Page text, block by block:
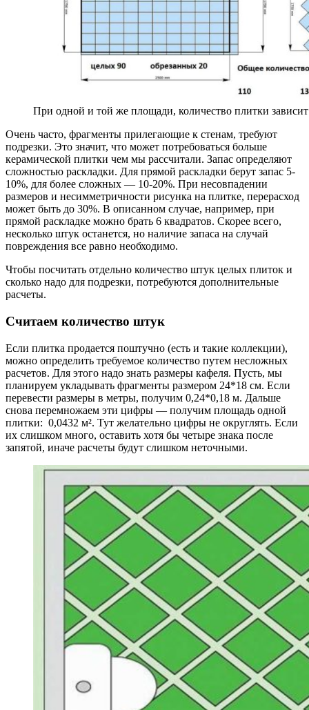
При одной и той же площади, количество плитки зависит
Очень часто, фрагменты прилегающие к стенам, требуют
подрезки. Это значит, что может потребоваться больше
керамической плитки чем мы рассчитали. Запас определяют
сложностью раскладки. Для прямой раскладки берут запас 5-
10%, для более сложных — 10-20%. При несовпадении
размеров и несимметричности рисунка на плитке, перерасход
может быть до 30%. В описанном случае, например, при
прямой раскладке можно брать 6 квадратов. Скорее всего,
несколько штук останется, но наличие запаса на случай
повреждения все равно необходимо.
Чтобы посчитать отдельно количество штук целых плиток и
сколько надо для подрезки, потребуются дополнительные
расчеты.
Считаем количество штук
Если плитка продается поштучно (есть и такие коллекции),
можно определить требуемое количество путем несложных
расчетов. Для этого надо знать размеры кафеля. Пусть, мы
планируем укладывать фрагменты размером 24*18 см. Если
перевести размеры в метры, получим 0,24*0,18 м. Дальше
снова перемножаем эти цифры — получим площадь одной
плитки: 0,0432 м². Тут желательно цифры не округлять. Если
их слишком много, оставить хотя бы четыре знака после
запятой, иначе расчеты будут слишком неточными.